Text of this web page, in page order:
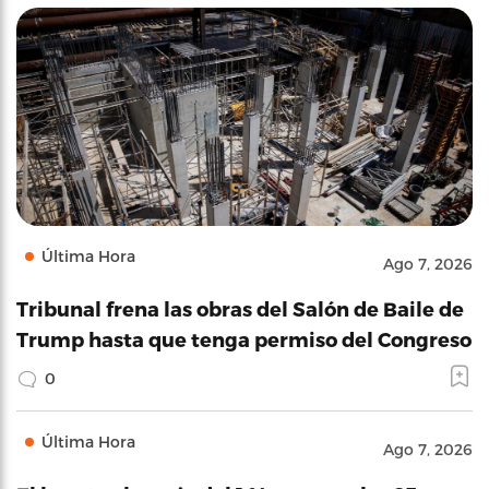
Última Hora Ago 7, 2026
Tribunal frena las obras del Salón de Baile de
Trump hasta que tenga permiso del Congreso
0
Última Hora Ago 7, 2026